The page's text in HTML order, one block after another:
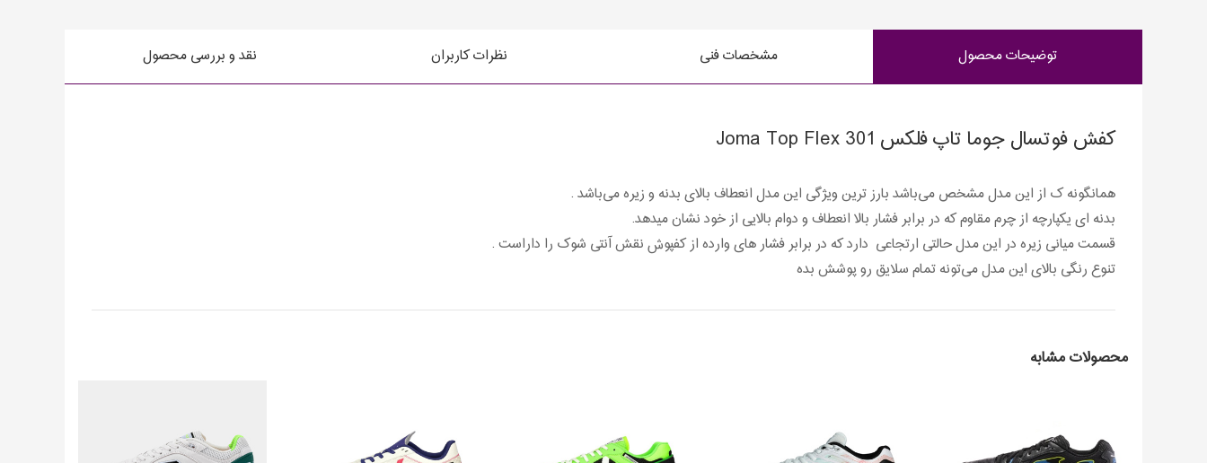
توضیحات محصول مشخصات فنی نظرات کاربران نقد و بررسی محصول
کفش فوتسال جوما تاپ فلکس Joma Top Flex 301
همانگونه ک از این مدل مشخص می‌باشد بارز ترین ویژگی این مدل انعطاف بالای بدنه و زیره می‌باشد .
بدنه ای یکپارچه از چرم مقاوم که در برابر فشار بالا انعطاف و دوام بالایی از خود نشان میدهد.
قسمت میانی زیره در این مدل حالتی ارتجاعی دارد که در برابر فشار های وارده از کفپوش نقش آنتی شوک را داراست .
تنوع رنگی بالای این مدل می‌تونه تمام سلایق رو پوشش بده ‌
محصولات مشابه